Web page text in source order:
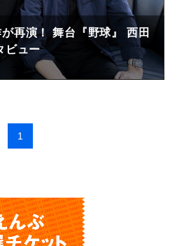
再演！ 舞台『野球』 西田
ビュー
1